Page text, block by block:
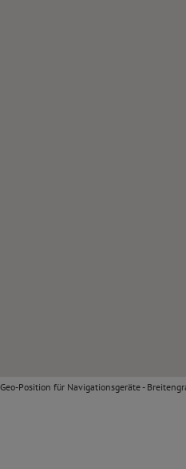
Geo-Position für Navigationsgeräte -